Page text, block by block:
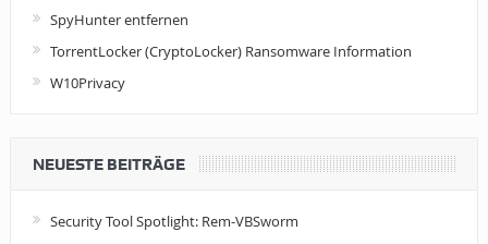
SpyHunter entfernen
TorrentLocker (CryptoLocker) Ransomware Information
W10Privacy
NEUESTE BEITRÄGE
Security Tool Spotlight: Rem-VBSworm